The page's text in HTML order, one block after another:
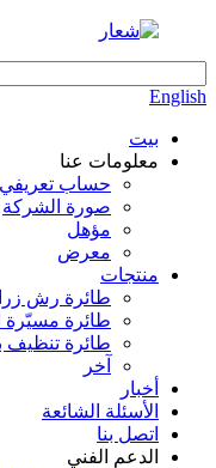
English
بيت
معلومات عنا
حساب تعريفي
صورة الشركة
مؤهل
معرض
منتجات
طائرة رش
طائرة مسيّرة
طائرة تنظيف
آخر
أخبار
الأسئلة الشائعة
اتصل بنا
الدعم الفني